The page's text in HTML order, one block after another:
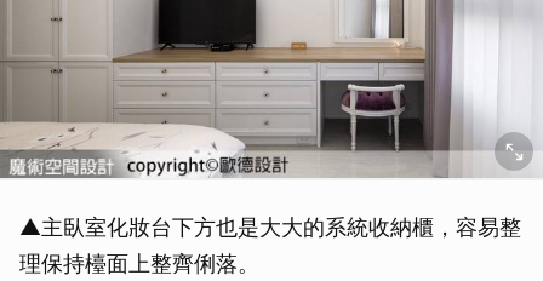
▲主臥室化妝台下方也是大大的系統收納櫃，容易整
理保持檯面上整齊俐落。